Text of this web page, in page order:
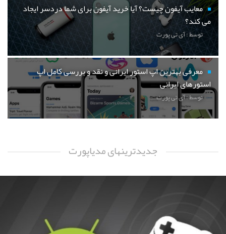
معایب آیفون چیست؟ آیا خرید آیفون برای شما دردسر ایجاد
می کند؟
توسط : آی تی پورت
معرفی بهترین اپ استور ایرانی و نقد و بررسی کامل اپ
استورهای ایرانی
توسط : آی تی پورت
جدیدترینهای مدیاپورت